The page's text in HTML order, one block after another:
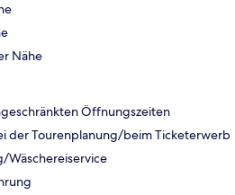
Nähe
Öffnungszeiten
der Tourenplanung/beim Ticketerwerb
Wäschereiservice